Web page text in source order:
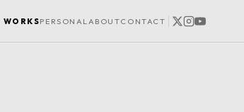
WORKSPERSONAL ABOUTCONTACT